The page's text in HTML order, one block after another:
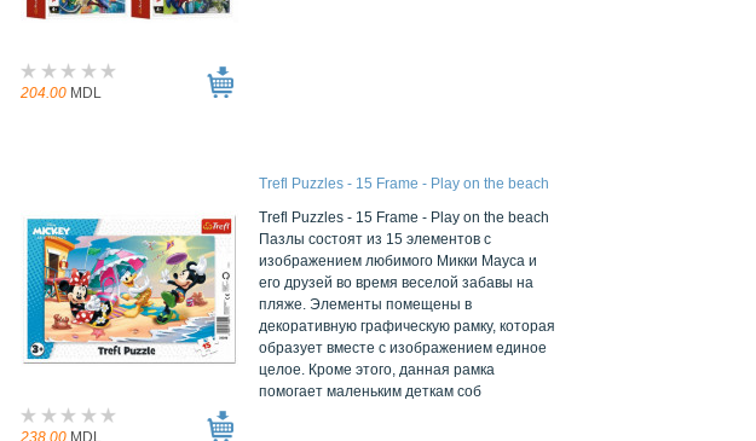
204.00 MDL
238.00 MDL
Trefl Puzzles - 15 Frame - Play on the beach
Trefl Puzzles - 15 Frame - Play on the beach
Пазлы состоят из 15 элементов с
изображением любимого Микки Мауса и
его друзей во время веселой забавы на
пляже. Элементы помещены в
декоративную графическую рамку, которая
образует вместе с изображением единое
целое. Кроме этого, данная рамка
помогает маленьким деткам соб